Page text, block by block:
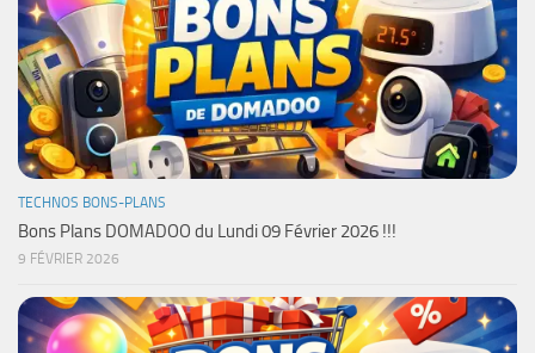
TECHNOS BONS-PLANS
Bons Plans DOMADOO du Lundi 09 Février 2026 !!!
9 FÉVRIER 2026